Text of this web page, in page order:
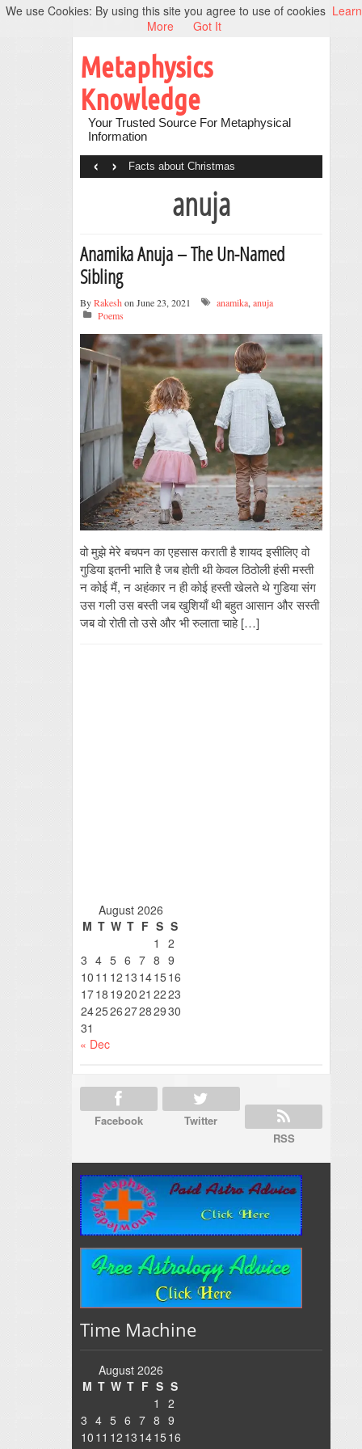
Metaphysics
Knowledge
Your Trusted Source For Metaphysical
Information
Facts about Christmas
‹ ›
anuja
Anamika Anuja – The Un-Named
Sibling
ByRakesh on June 23, 2021 anamika, anuja
Poems
वो मुझे मेरे बचपन का एहसास कराती है शायद इसीलिए वो
गुडिया इतनी भाति है जब होती थी केवल ठिठोली हंसी मस्ती
न कोई मैं, न अहंकार न ही कोई हस्ती खेलते थे गुडिया संग
उस गली उस बस्ती जब खुशियाँ थी बहुत आसान और सस्ती
जब वो रोती तो उसे और भी रुलाता चाहे […]
August 2026
M T W T F S S
1
2
3 4 5 6 7 8 9
10 11 12 13 141516
1718 192021 2223
24252627282930
31
« Dec
Facebook
Twitter
RSS
Time Machine
August 2026
M T W T F S S
1
2
3 4 5 6 7 8 9
10 11 12 13 1415 16
We use Cookies: By using this site you agree to use of cookies Learn
More
Got It